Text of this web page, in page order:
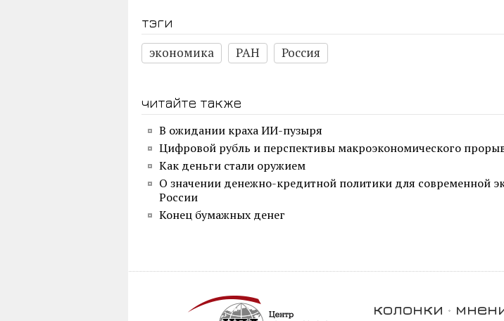
тэги
экономика
РАН Россия
читайте также
В ожидании краха ИИ-пузыря
Цифровой рубль и перспективы макроэкономического
Как деньги стали оружием
О значении денежно-кредитной политики для современной
России
Конец бумажных денег
колонки